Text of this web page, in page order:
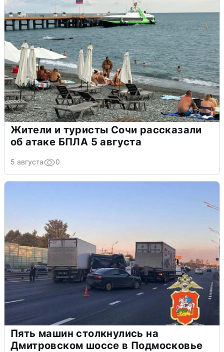
Жители и туристы Сочи рассказали
об атаке БПЛА 5 августа
5 августа 0
Пять машин столкнулись на
Дмитровском шоссе в Подмосковье